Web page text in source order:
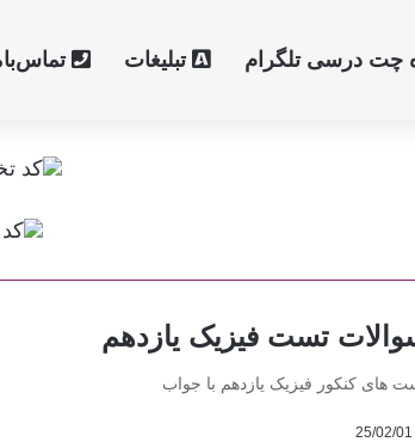
چت درسی تلگرام تبلیغات
تست فیزیک یازدهم
های کنکور فیزیک یازدهم با جواب
25/02/01